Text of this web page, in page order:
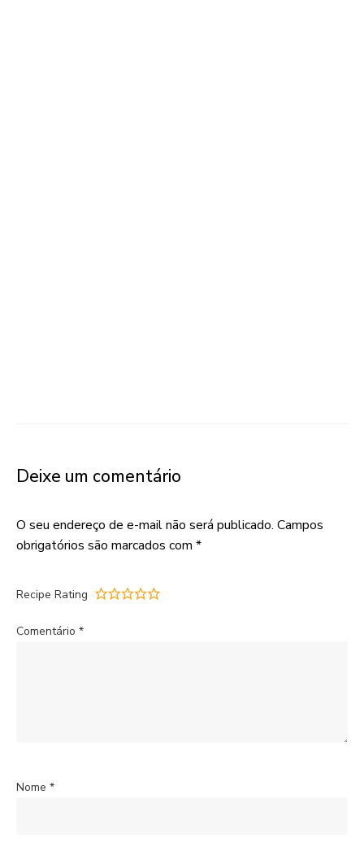
Deixe um comentário
O seu endereço de e-mail não será publicado. Campos
obrigatórios são marcados com *
Recipe Rating
Comentário *
Nome *